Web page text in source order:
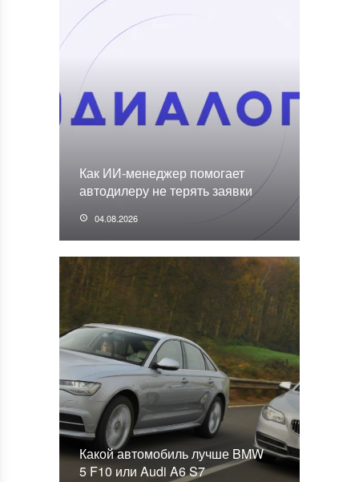
Как ИИ-менеджер помогает
автодилеру не терять заявки
04.08.2026
Какой автомобиль лучше BMW
5 F10 или Audi A6 S7